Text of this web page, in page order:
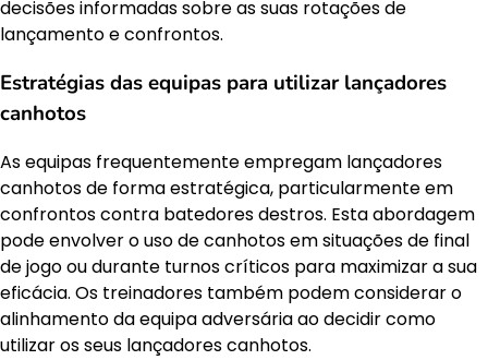
decisões informadas sobre as suas rotações de
lançamento e confrontos.
Estratégias das equipas para utilizar lançadores
canhotos
As equipas frequentemente empregam lançadores
canhotos de forma estratégica, particularmente em
confrontos contra batedores destros. Esta abordagem
pode envolver o uso de canhotos em situações de final
de jogo ou durante turnos críticos para maximizar a sua
eficácia. Os treinadores também podem considerar o
alinhamento da equipa adversária ao decidir como
utilizar os seus lançadores canhotos.